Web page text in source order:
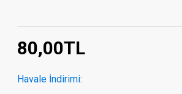
80,00TL
Havale İndirimi: